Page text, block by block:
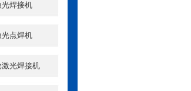
光焊接机
光点焊机
光焊接机